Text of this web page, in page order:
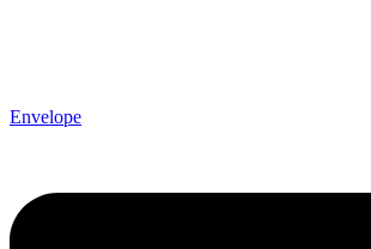
Envelope